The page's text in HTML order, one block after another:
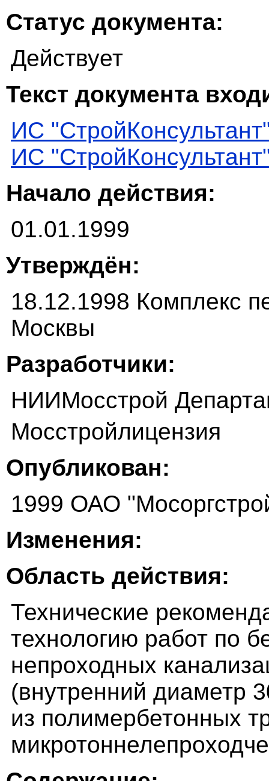
Статус документа:
Действует
Текст документа
ИС
ИС
Начало действия:
01.01.1999
Утверждён:
18.12.1998 Комплекс
Москвы
Разработчики:
НИИМосстрой
Мосстройлицензия
Опубликован:
1999 ОАО
Изменения:
Область действия:
Технические
технологию работ по
непроходных
(внутренний диаметр
из полимербетонных